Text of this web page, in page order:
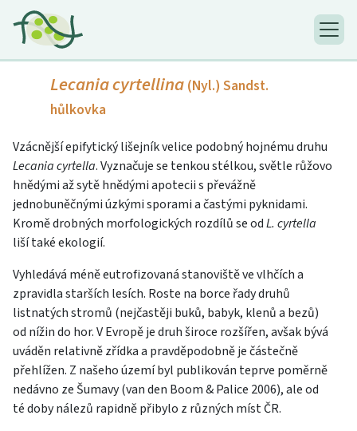
Lecania cyrtellina (Nyl.) Sandst.
hůlkovka
Vzácnější epifytický lišejník velice podobný hojnému druhu
Lecania cyrtella. Vyznačuje se tenkou stélkou, světle růžovo
hnědými až sytě hnědými apotecii s převážně
jednobuněčnými úzkými sporami a častými pyknidami.
Kromě drobných morfologických rozdílů se odL. cyrtella
liší také ekologií.
Vyhledává méně eutrofizovaná stanoviště ve vlhčích a
zpravidla starších lesích. Roste na borce řady druhů
listnatých stromů (nejčastěji buků, babyk, klenů a bezů)
od nížin do hor. V Evropě je druh široce rozšířen, avšak bývá
uváděn relativně zřídka a pravděpodobně je částečně
přehlížen. Z našeho území byl publikován teprve poměrně
nedávno ze Šumavy (van den Boom & Palice 2006), ale od
té doby nálezů rapidně přibylo z různých míst ČR.